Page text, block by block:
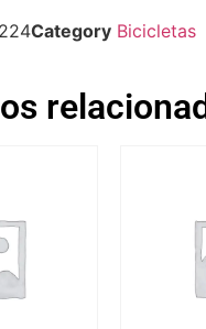
Category Bicicletas